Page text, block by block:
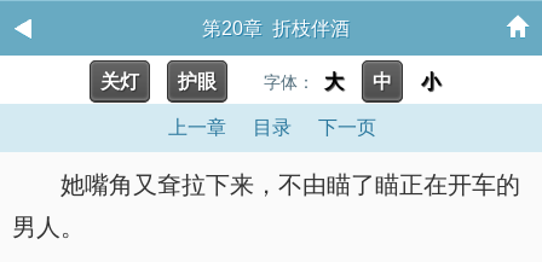
第20章 折枝伴酒
关灯 护眼 字体： 大 中 小
上一章 目录 下一页
她嘴角又耷拉下来，不由瞄了瞄正在开车的
男人。